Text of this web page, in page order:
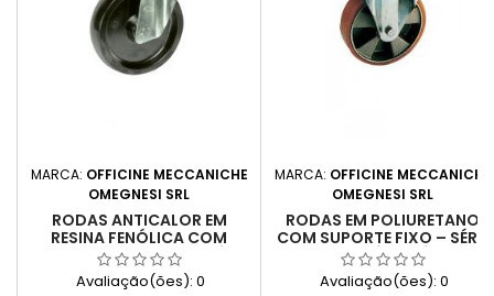
MARCA: OFFICINE MECCANICHE
OMEGNESI SRL
RODAS ANTICALOR EM
RESINA FENÓLICA COM
SUPORTE PASSANTE – SÉRIE
56/AT
Avaliação(ões): 0
MARCA: OFFICINE MECCANICHE
OMEGNESI SRL
RODAS EM POLIURETANO
COM SUPORTE FIXO – SÉRIE
91/A – SÉRIE MÉDIA
Avaliação(ões): 0